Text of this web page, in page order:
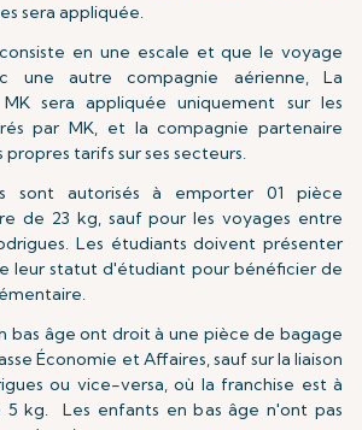
sera appliquée.
en une escale et que le voyage
une autre compagnie aérienne, La
sera appliquée uniquement sur les
par MK, et la compagnie partenaire
propres tarifs sur ses secteurs.
sont autorisés à emporter 01 pièce
de 23 kg, sauf pour les voyages entre
Les étudiants doivent présenter
leur statut d'étudiant pour bénéficier de
bas âge ont droit à une pièce de bagage
Économie et Affaires, sauf sur la liaison
ou vice-versa, où la franchise est à
5 kg. Les enfants en bas âge n'ont pas